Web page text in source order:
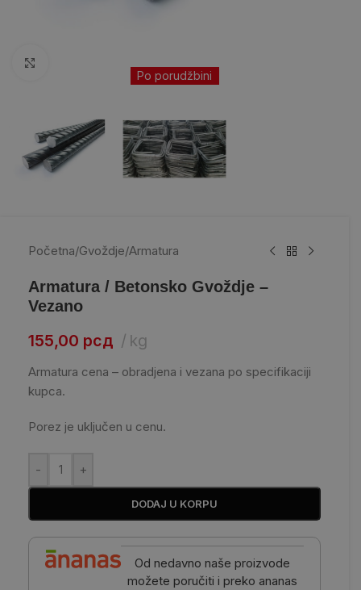
Po porudžbini
Početna/Gvoždje/Armatura
Armatura / Betonsko Gvoždje –
Vezano
155,00 рсд kg
Armatura cena – obradjena i vezana po specifikaciji
kupca.
Porez je uključen u cenu.
- +
DODAJ U KORPU
Od nedavno naše proizvode
možete poručiti i preko ananas